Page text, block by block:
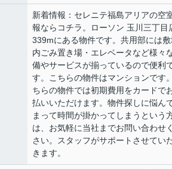
新着情報：セレニテ福島アリアの空
報ならコチラ。ローソン 玉川三丁目
339mにある物件です。共用部には
内ごみ置き場・エレベータなど様々
備やサービスが揃っているので便利
す。こちらの物件はマンションです
ちらの物件では初期費用をカードで
払いいただけます。物件探しに悩ん
まって時間が掛かってしまうという
は、お気軽に当社までお問い合わせ
さい。スタッフがサポートさせてい
きます。